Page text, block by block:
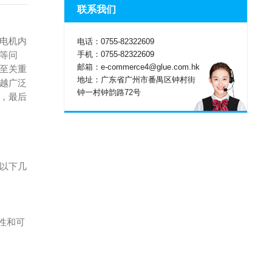
机内
问
关重
广泛
最后
下几
和可
联系我们
电话：0755-82322609
手机：0755-82322609
邮箱：e-commerce4@glue.com.hk
地址：广东省广州市番禺区钟村街
钟一村钟韵路72号